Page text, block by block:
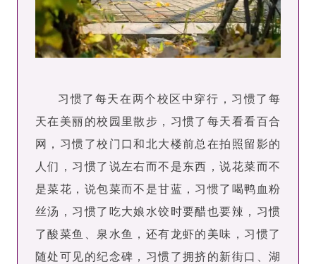
习惯了每天在两个校区中穿行，习惯了每
天在美丽的校园里散步，习惯了每天看看百合
网，习惯了校门口和北大楼前总在拍照留影的
人们，习惯了说左右而不是东西，说花菜而不
是菜花，说包菜而不是甘蓝，习惯了喝鸭血粉
丝汤，习惯了吃大娘水饺时要醋也要辣，习惯
了酸菜鱼、泉水鱼，还有龙虾的美味，习惯了
随处可见的纪念碑，习惯了拥挤的新街口、湖